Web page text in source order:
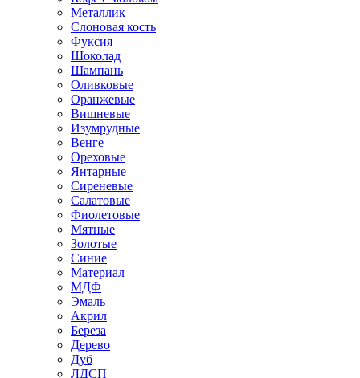
Металлик
Слоновая кость
Фуксия
Шоколад
Шампань
Оливковые
Оранжевые
Вишневые
Изумрудные
Венге
Ореховые
Янтарные
Сиреневые
Салатовые
Фиолетовые
Мятные
Золотые
Синие
Материал
МДФ
Эмаль
Акрил
Береза
Дерево
Дуб
ЛДСП